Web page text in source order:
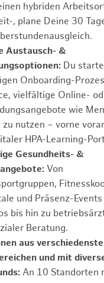
hybriden
, plane Deine 30
Austausch- &
Du
Onboarding-
vielfältige Online-
wie
zu nutzen – vorne
HPA-Learning-
Gesundheits- &
Von
und Präsenz-
bis hin zu
Beratung.
aus
und mit
An 10 Standorten